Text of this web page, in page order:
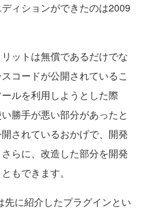
ィションができたのは2009
ットは無償であるだけでな
コードが公開されているこ
ルを利用しようとした際
勝手が悪い部分があったと
されているおかげで、開発
らに、改造した部分を開発
もできます。
に紹介したプラグインとい